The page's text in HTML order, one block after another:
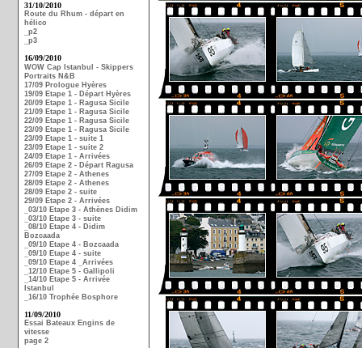
31/10/2010
Route du Rhum - départ en
hélico
_p2
_p3
16/09/2010
WOW Cap Istanbul - Skippers
Portraits N&B
17/09 Prologue Hyères
19/09 Etape 1 - Départ Hyères
20/09 Etape 1 - Ragusa Sicile
21/09 Etape 1 - Ragusa Sicile
22/09 Etape 1 - Ragusa Sicile
23/09 Etape 1 - Ragusa Sicile
23/09 Etape 1 - suite 1
23/09 Etape 1 - suite 2
24/09 Etape 1 - Arrivées
26/09 Etape 2 - Départ Ragusa
27/09 Etape 2 - Athenes
28/09 Etape 2 - Athenes
28/09 Etape 2 - suite
29/09 Etape 2 - Arrivées
_03/10 Etape 3 - Athènes Didim
_03/10 Etape 3 - suite
_08/10 Etape 4 - Didim
Bozcaada
_09/10 Etape 4 - Bozcaada
_09/10 Etape 4 - suite
_09/10 Etape 4 _Arrivées
_12/10 Etape 5 - Gallipoli
_14/10 Etape 5 - Arrivée
Istanbul
_16/10 Trophée Bosphore
11/09/2010
Essai Bateaux Engins de
vitesse
page 2